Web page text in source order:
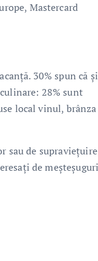
Mastercard
30% spun că
28% sunt
local vinul, brânza
sau de
de